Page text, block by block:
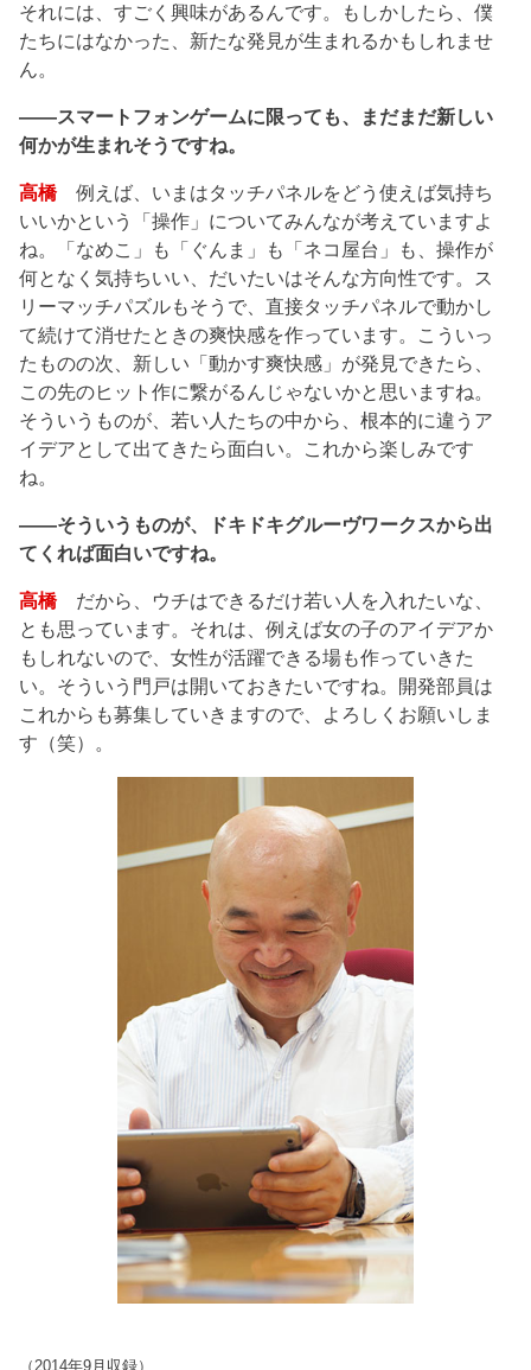
それには、すごく興味があるんです。もしかしたら、僕
たちにはなかった、新たな発見が生まれるかもしれませ
ん。
――スマートフォンゲームに限っても、まだまだ新しい
何かが生まれそうですね。
高橋例えば、いまはタッチパネルをどう使えば気持ち
いいかという「操作」についてみんなが考えていますよ
ね。「なめこ」も「ぐんま」も「ネコ屋台」も、操作が
何となく気持ちいい、だいたいはそんな方向性です。ス
リーマッチパズルもそうで、直接タッチパネルで動かし
て続けて消せたときの爽快感を作っています。こういっ
たものの次、新しい「動かす爽快感」が発見できたら、
この先のヒット作に繋がるんじゃないかと思いますね。
そういうものが、若い人たちの中から、根本的に違うア
イデアとして出てきたら面白い。これから楽しみです
ね。
――そういうものが、ドキドキグルーヴワークスから出
てくれば面白いですね。
高橋だから、ウチはできるだけ若い人を入れたいな、
とも思っています。それは、例えば女の子のアイデアか
もしれないので、女性が活躍できる場も作っていきた
い。そういう門戸は開いておきたいですね。開発部員は
これからも募集していきますので、よろしくお願いしま
す（笑）。
（2014年9月収録）